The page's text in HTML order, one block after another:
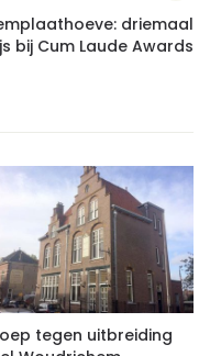
driemaal
bij Cum Laude Awards
tegen uitbreiding